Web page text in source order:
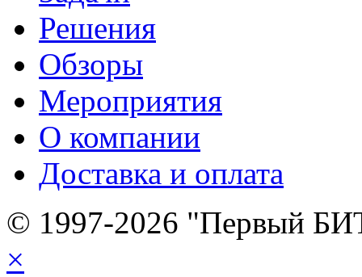
Решения
Обзоры
Мероприятия
О компании
Доставка и оплата
© 1997-2026 "Первый
×